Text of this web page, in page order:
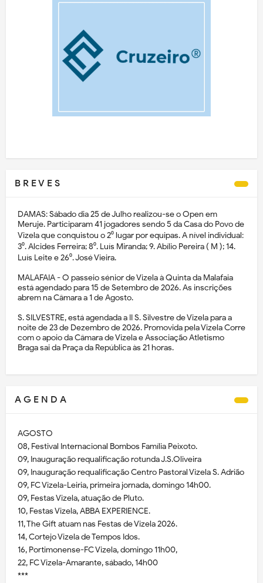
B R E V E S
DAMAS: Sábado dia 25 de Julho realizou-se o Open em
Meruje. Participaram 41 jogadores sendo 5 da Casa do Povo de
Vizela que conquistou o 2⁰ lugar por equipas. A nível individual:
3⁰. Alcides Ferreira; 8⁰. Luís Miranda; 9. Abílio Pereira ( M ); 14.
Luís Leite e 26⁰. José Vieira.
MALAFAIA - O passeio sénior de Vizela à Quinta da Malafaia
está agendado para 15 de Setembro de 2026. As inscrições
abrem na Câmara a 1 de Agosto.
S. SILVESTRE, está agendada a II S. Silvestre de Vizela para a
noite de 23 de Dezembro de 2026. Promovida pela Vizela Corre
com o apoio da Câmara de Vizela e Associação Atletismo
Braga sai da Praça da República às 21 horas.
A G E N D A
AGOSTO
08, Festival Internacional Bombos Família Peixoto.
09, Inauguração requalificação rotunda J.S.Oliveira
09, Inauguração requalificação Centro Pastoral Vizela S. Adrião
09, FC Vizela-Leiria, primeira jornada, domingo 14h00.
09, Festas Vizela, atuação de Pluto.
10, Festas Vizela, ABBA EXPERIENCE.
11, The Gift atuam nas Festas de Vizela 2026.
14, Cortejo Vizela de Tempos Idos.
16, Portimonense-FC Vizela, domingo 11h00,
22, FC Vizela-Amarante, sábado, 14h00
***